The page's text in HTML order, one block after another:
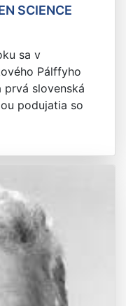
SCIENCE
sa v
Pálffyho
prvá slovenská
podujatia so